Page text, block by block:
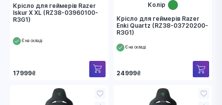
Крісло для геймерів Razer
Iskur X XL (RZ38-03960100-
R3G1)
Є на складі
17999₴
Колір
Крісло для геймерів Razer
Enki Quartz (RZ38-03720200-
R3G1)
Є на складі
24999₴